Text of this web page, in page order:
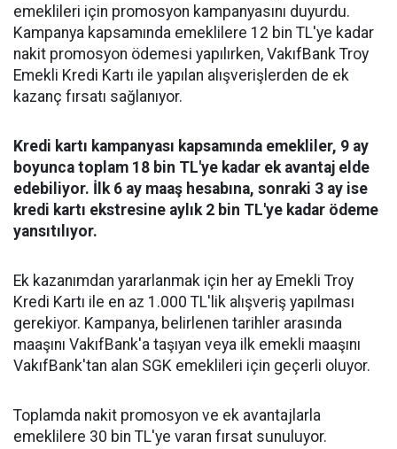
emeklileri için promosyon kampanyasını duyurdu.
Kampanya kapsamında emeklilere 12 bin TL'ye kadar
nakit promosyon ödemesi yapılırken, VakıfBank Troy
Emekli Kredi Kartı ile yapılan alışverişlerden de ek
kazanç fırsatı sağlanıyor.
Kredi kartı kampanyası kapsamında emekliler, 9 ay
boyunca toplam 18 bin TL'ye kadar ek avantaj elde
edebiliyor. İlk 6 ay maaş hesabına, sonraki 3 ay ise
kredi kartı ekstresine aylık 2 bin TL'ye kadar ödeme
yansıtılıyor.
Ek kazanımdan yararlanmak için her ay Emekli Troy
Kredi Kartı ile en az 1.000 TL'lik alışveriş yapılması
gerekiyor. Kampanya, belirlenen tarihler arasında
maaşını VakıfBank'a taşıyan veya ilk emekli maaşını
VakıfBank'tan alan SGK emeklileri için geçerli oluyor.
Toplamda nakit promosyon ve ek avantajlarla
emeklilere 30 bin TL'ye varan fırsat sunuluyor.